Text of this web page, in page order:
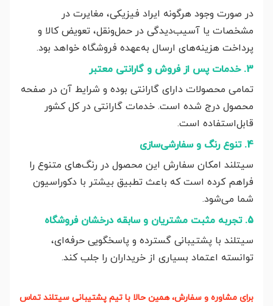
در صورت وجود هرگونه ایراد فیزیکی، مغایرت در
مشخصات یا آسیب‌دیدگی در حمل‌ونقل، تعویض کالا و
پرداخت هزینه‌های ارسال به‌عهده فروشگاه خواهد بود.
3. خدمات پس از فروش و گارانتی معتبر
تمامی محصولات دارای گارانتی بوده و شرایط آن در صفحه
محصول درج شده است. خدمات گارانتی در کل کشور
قابل‌استفاده است.
4. تنوع رنگ و سفارشی‌سازی
سیتلند امکان سفارش این محصول در رنگ‌های متنوع را
فراهم کرده است که باعث تطبیق بیشتر با دکوراسیون
شما می‌شود.
5. تجربه مثبت مشتریان و سابقه درخشان فروشگاه
سیتلند با پشتیبانی گسترده و پاسخگویی حرفه‌ای،
توانسته اعتماد بسیاری از خریداران را جلب کند.
برای مشاوره و سفارش، همین حالا با تیم پشتیبانی سیتلند تماس